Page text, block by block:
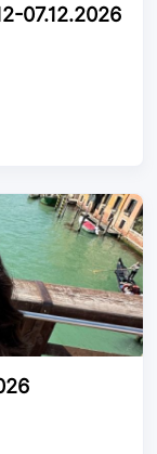
07.12.2026